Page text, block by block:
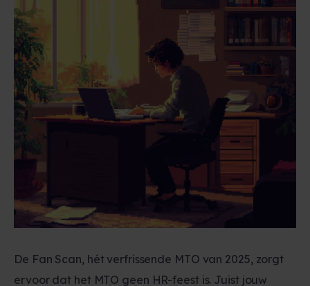
De Fan Scan, hét verfrissende MTO van 2025, zorgt
ervoor dat het MTO geen HR-feest is. Juist jouw